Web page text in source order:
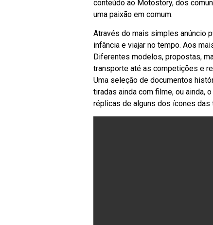
conteúdo ao Motostory, dos
uma paixão em comum.
Através do mais simples anúncio
infância e viajar no tempo. Aos
Diferentes modelos, propostas,
transporte até as competições e
Uma seleção de documentos
tiradas ainda com filme, ou ainda,
réplicas de alguns dos ícones das